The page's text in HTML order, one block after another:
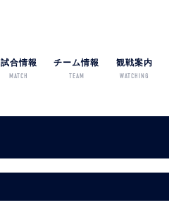
試合情報
MATCH
チーム情報
TEAM
観戦案内
WATCHING